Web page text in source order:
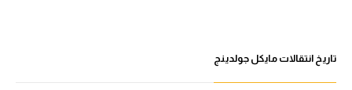
الدوري الإيطالي
تاريخ انتقالات مايكل جولدينج